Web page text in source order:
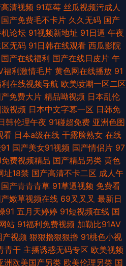
清视频 91草莓 丝瓜视频污成人
国产免费毛不卡片 久久无码 国产
机论坛 91视频新地址 91日逼 午夜
无码 91日韩在线观看 西瓜影院
国产在线福利 国产在线日皮片 午
福利激情毛片 黄色网在线播放 91
在线视频导航 欧美喷潮一区二区
免费大片 精品呦视频 日本乱伦
视频 日本中文字幕一区 日韩免
韩伦理午夜 91碰超免费 亚洲色图
看 日本a级在线 干露脸熟女 在线
国产美女91视频 国产情侣片 97
免费视频精品 国产精品另类 黄色
址18禁 国产高清不卡二区 成人午
国产青青青草 91草逼视频 免费看
嫩草视频在线 69叉叉叉 最新日
91 五月天婷婷 91短视频在线 国
站 91福利免费视频 加勒比91AV
产视频 狠狠擼狠狠擼 91桃色小视
青干 主播诱惑无码专区 欧美视频
洲欧美国产另类 欧美伦理另类 国